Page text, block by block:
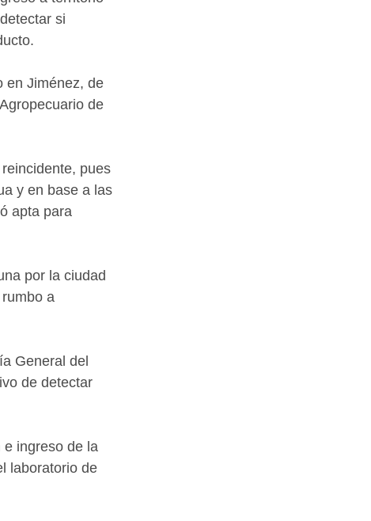
si
en Jiménez, de
de
pues
y en base a las
apta para
por la ciudad
a
General del
de detectar
e ingreso de la
laboratorio de